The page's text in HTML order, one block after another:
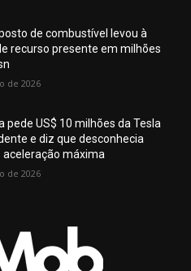
de combustível levou à
recurso presente em milhões
de 2026
pede US$ 10 milhões da Tesla
e diz que desconhecia
aceleração máxima
de 2026